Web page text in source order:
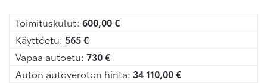
Toimituskulut: 600,00€
Käyttöetu: 565€
Vapaa autoetu: 730€
Auton autoveroton hinta: 34 110,00€